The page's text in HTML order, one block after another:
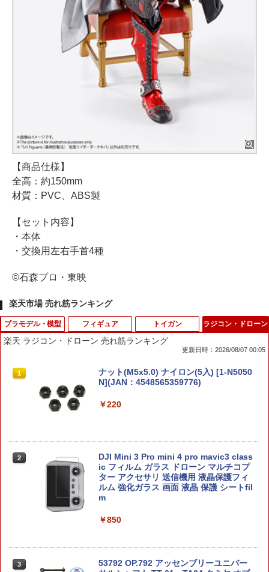
【商品仕様】
全高：約150mm
材質：PVC、ABS製
【セット内容】
・本体
・交換用左右手首4種
©石森プロ・東映
楽天市場 売れ筋ランキング
プラモデル・模型
1
ELEKIT サイボーグハンド【MR-9112】
工作キット
￥3,980
2
1／700 艦NEXTシリーズ 日本海軍航空
母艦 信濃 【艦NX8】 (プラモデル)
￥4,053
ュラ 【KP401R】 (プラモデル)
フィギュア
1
【2027年1月発売 予約商品】S.H.フィギ
ュアーツ 草薙素子 「攻殻機動隊」
￥8,980
2
S.H.Figuarts 『攻殻機動隊 THE GHOST
IN THE SHELL』 草薙素子 (塗装済み可
動フィギュア)
￥9,609
Vol.30 BOX 【1661941】 (フィギュア)
トイガン
1
BLS トレーサーBB弾 0.20g 5000発(1k
g)◆グリーン 蓄光 高精度BB弾 インドア
度5.95mm±0.01
バーチウッド トゥルーオイル ガンスト
ックフィニッシュ 90ml
￥3,300
通 ショットシェル 赤 5発入 (499248711
ラジコン・ドローン
楽天 ラジコン・ドローン 売れ筋ランキング
更新日時：2026/08/07 00:05
1
ナット(M5x5.0) ナイロン(5入) [1-N5050
N](JAN：4548565359776)
￥220
2
DJI Mini 3 Pro mini 4 pro mavic3 class
ic フィルム ガラス ドローン マルチコプ
ター アクセサリ 送信機用 液晶保護フィ
ルム 強化ガラス 画面 液晶 保護 シートfil
m
￥850
3
53792 OP.792 アッセンブリーユニバー